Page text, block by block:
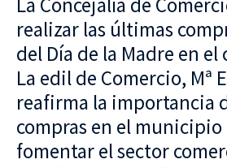
realizar las últimas
del Día de la Madre en
La edil de Comercio, Mª
reafirma la importancia
compras en el municipio
fomentar el sector